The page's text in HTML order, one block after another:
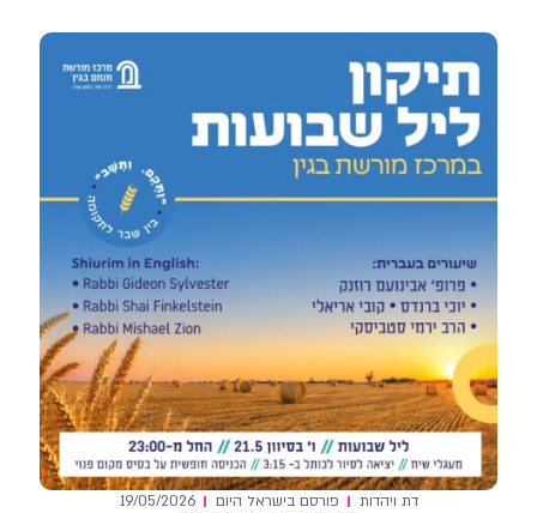
דת ויהדות פורסם בישראל היום 19/05/2026